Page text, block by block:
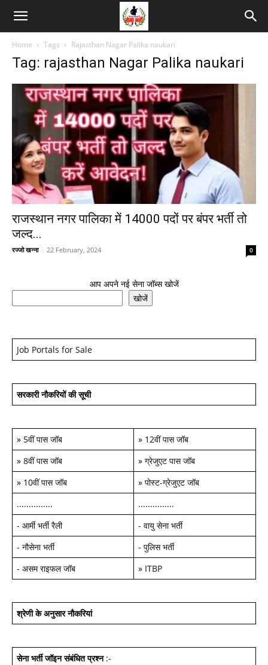
Home Tags Rajasthan Nagar Palika naukari
Tag: rajasthan Nagar Palika naukari
राजस्थान नगर पालिका में 14000 पदों पर बंपर भर्ती तो
जल्द...
रज्जो खन्ना - 22 February, 2024 0
आप अपने नई सेना जॉब्स खोजें
खोजें
Job Portals for Sale
सरकारी नौकरियों की सूची
» 5वीं पास जॉब » 12वीं पास जॉब
» 8वीं पास जॉब » ग्रेजुएट पास जॉब
» 10वीं पास जॉब » पोस्ट-ग्रेजुएट जॉब
...............
...............
- आर्मी भर्ती रैली - वायु सेना भर्ती
- नौसेना भर्ती - पुलिस भर्ती
- असम राइफल जॉब » ITBP
श्रेणी के अनुसार नौकरियां
सेना भर्ती जॉइन संबंधित प्रश्न:-